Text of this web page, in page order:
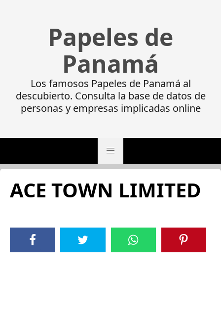
Papeles de
Panamá
Los famosos Papeles de Panamá al
descubierto. Consulta la base de datos de
personas y empresas implicadas online
ACE TOWN LIMITED